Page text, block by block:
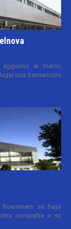
el marco
una transacción
se haya
compañía a su